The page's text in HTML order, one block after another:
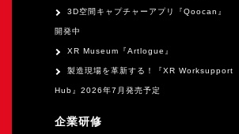
3D空間キャプチャーアプリ『Qoocan』
開発中
XR Museum『Artlogue』
製造現場を革新する！『XR Worksupport
Hub』2026年7月発売予定
企業研修